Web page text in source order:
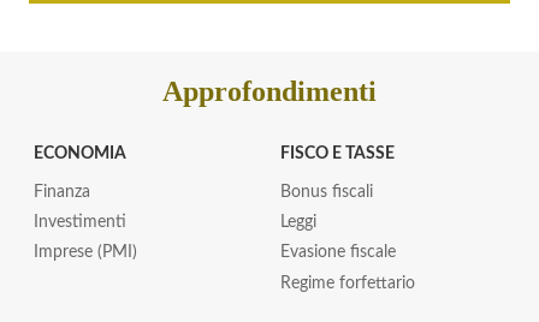
Approfondimenti
ECONOMIA
Finanza
Investimenti
Imprese (PMI)
FISCO E TASSE
Bonus fiscali
Leggi
Evasione fiscale
Regime forfettario